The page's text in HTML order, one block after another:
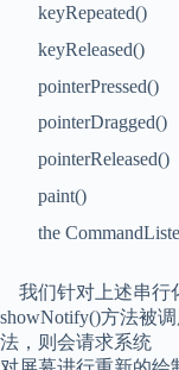
keyRepeated()
keyReleased()
pointerPressed()
pointerDragged()
pointerReleased()
paint()
the
我们针对上述串行
showNotify()方法被
法，则会请求系统